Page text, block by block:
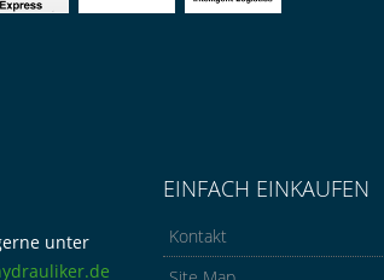
unter
EINFACH EINKAUFEN
Kontakt